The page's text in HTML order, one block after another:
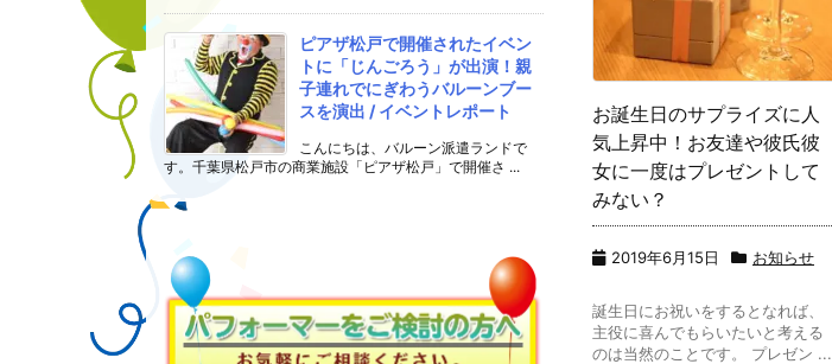
お誕生日のサプライズに人
気上昇中！お友達や彼氏彼
女に一度はプレゼントして
みない？
2019年6月15日 お知らせ
誕生日にお祝いをするとなれば、
主役に喜んでもらいたいと考える
のは当然のことです。 プレゼン ...
ピアザ松戸で開催されたイベン
トに「じんごろう」が出演！親
子連れでにぎわうバルーンブー
スを演出 / イベントレポート
こんにちは、バルーン派遣ランドで
す。千葉県松戸市の商業施設「ピアザ松戸」で開催さ ...